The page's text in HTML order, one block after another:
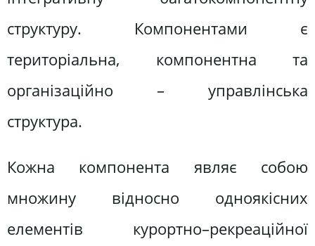
структуру. Компонентами є
територіальна, компонентна та
організаційно – управлінська
структура.
Кожна компонента являє собою
множину відносно одноякісних
елементів курортно–рекреаційної